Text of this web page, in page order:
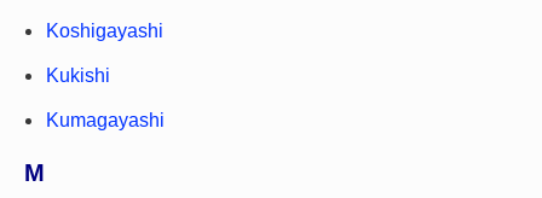
Koshigayashi
Kukishi
Kumagayashi
M